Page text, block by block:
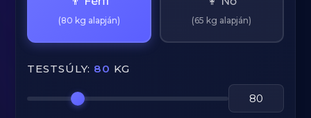
(80 kg alapján) (65 kg alapján)
TESTSÚLY: 80 KG